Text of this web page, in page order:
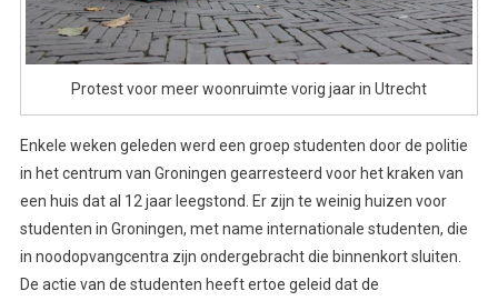
Protest voor meer woonruimte vorig jaar in Utrecht
Enkele weken geleden werd een groep studenten door de politie
in het centrum van Groningen gearresteerd voor het kraken van
een huis dat al 12 jaar leegstond. Er zijn te weinig huizen voor
studenten in Groningen, met name internationale studenten, die
in noodopvangcentra zijn ondergebracht die binnenkort sluiten.
De actie van de studenten heeft ertoe geleid dat de